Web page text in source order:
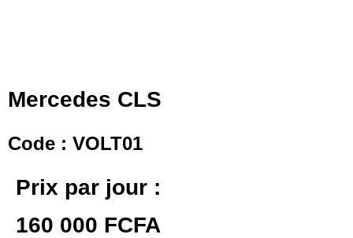
Mercedes CLS
Code : VOLT01
Prix par jour :
160 000 FCFA